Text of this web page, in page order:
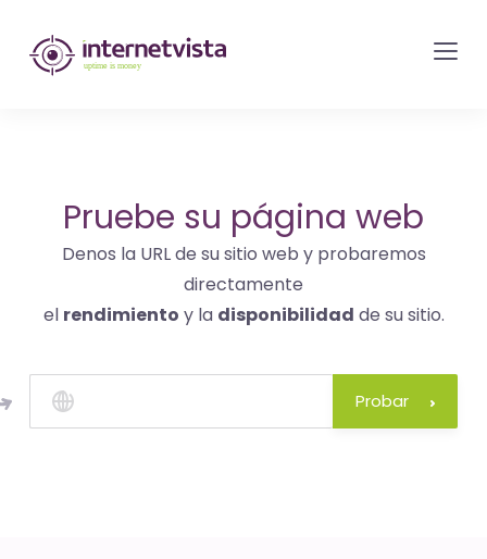
Monitorización
de
del
sitio
web
los
servicios
de
Pruebe su página web
Denos la URL de su sitio web y probaremos
directamente
el rendimiento y la disponibilidad de su sitio.
Probar